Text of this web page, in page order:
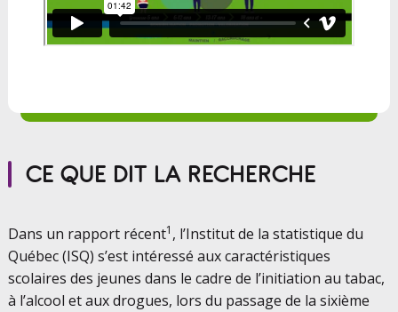
CE QUE DIT LA RECHERCHE
Dans un rapport récent1 , l’Institut de la statistique du
Québec (ISQ) s’est intéressé aux caractéristiques
scolaires des jeunes dans le cadre de l’initiation au tabac,
à l’alcool et aux drogues, lors du passage de la sixième